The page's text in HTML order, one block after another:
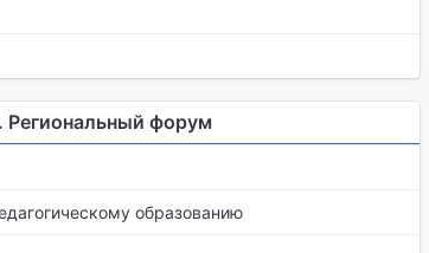
Региональный форум
образованию